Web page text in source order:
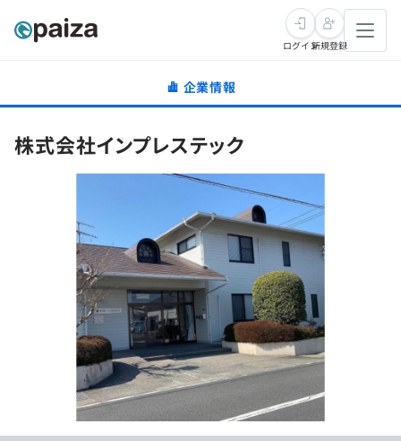
求人検索
転職成功ガイド
転職エージェント
未経験転職
インタビュー
転職成功ガイド
インターン
新卒エージェント
イベント・セミナー
スキルチェック
プログラミング言語
評価結果一覧
ゲーム・マンガ
Tech Team Journal
paiza times
paizaとは？
ログイン新規登録
企業情報
株式会社インプレステック